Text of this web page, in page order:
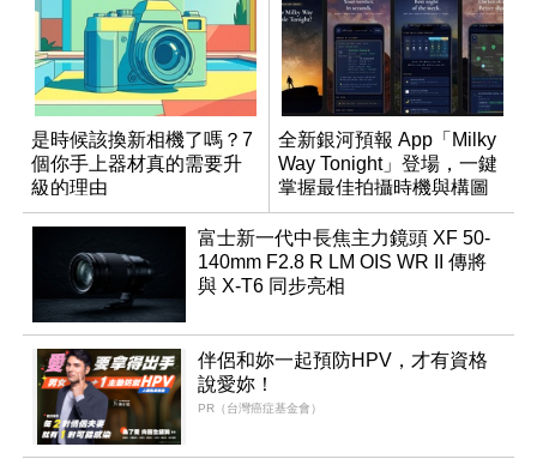
是時候該換新相機了嗎？7
個你手上器材真的需要升
級的理由
全新銀河預報 App「Milky
Way Tonight」登場，一鍵
掌握最佳拍攝時機與構圖
富士新一代中長焦主力鏡頭 XF 50-
140mm F2.8 R LM OIS WR II 傳將
與 X-T6 同步亮相
伴侶和妳一起預防HPV，才有資格
說愛妳！
PR（台灣癌症基金會）